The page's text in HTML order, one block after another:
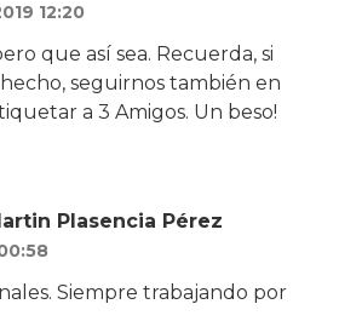
12:20
que así sea. Recuerda, si
seguirnos también en
a 3 Amigos. Un beso!
Plasencia Pérez
Siempre trabajando por